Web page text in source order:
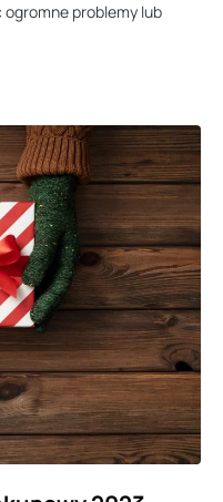
ogromne problemy lub